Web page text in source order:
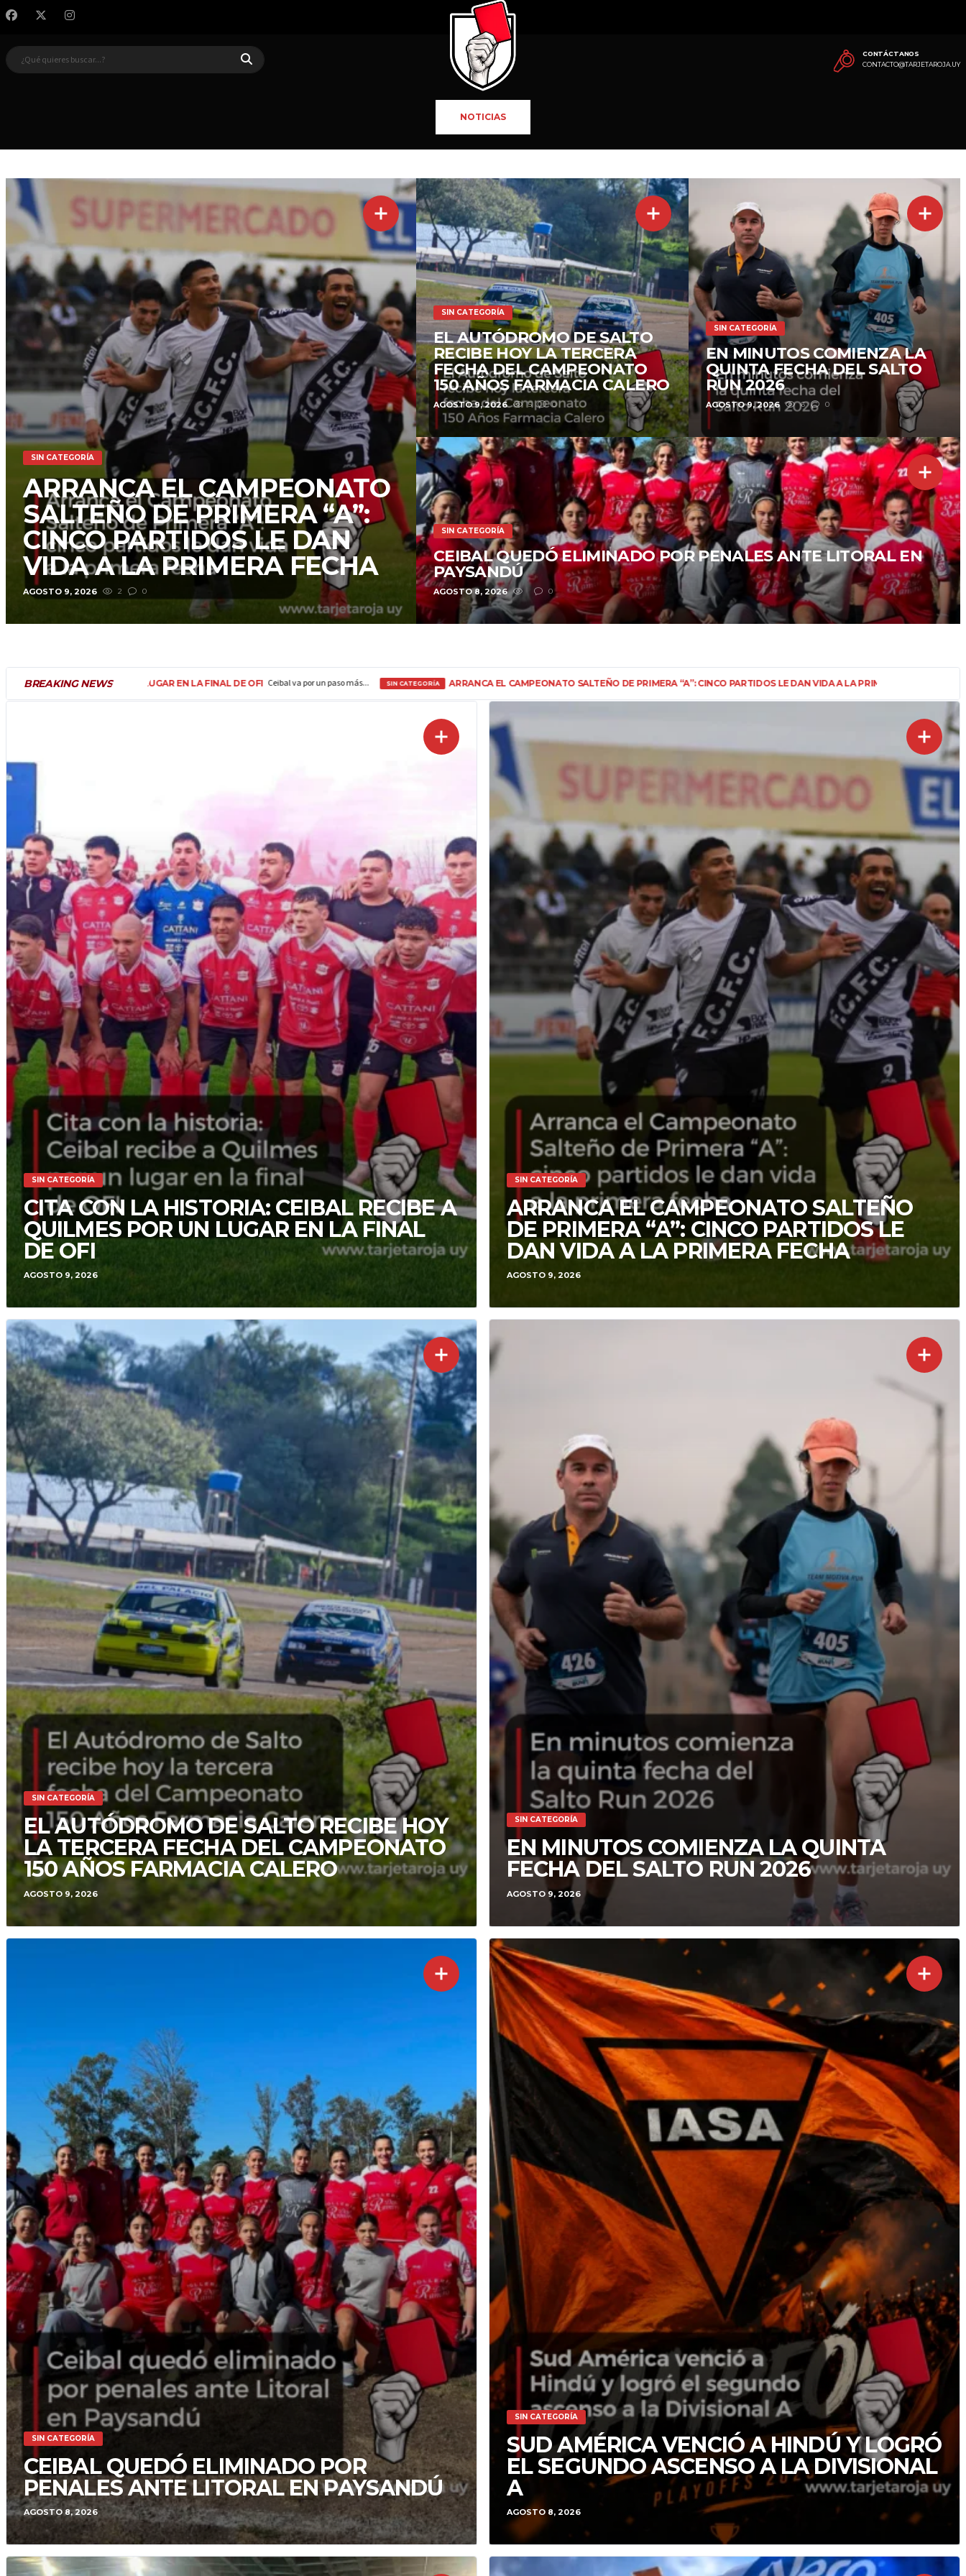
CONTÁCTANOS
CONTACTO@TARJETAROJA.UY
NOTICIAS
SIN CATEGORÍA
ARRANCA EL CAMPEONATO
SALTEÑO DE PRIMERA “A”:
CINCO PARTIDOS LE DAN
VIDA A LA PRIMERA FECHA
AGOSTO 9, 2026 2 0
SIN CATEGORÍA
EL AUTÓDROMO DE SALTO
RECIBE HOY LA TERCERA
FECHA DEL CAMPEONATO
150 AÑOS FARMACIA CALERO
AGOSTO 9, 2026 5 0
SIN CATEGORÍA
EN MINUTOS COMIENZA LA
QUINTA FECHA DEL SALTO
RUN 2026
AGOSTO 9, 2026 6 0
SIN CATEGORÍA
CEIBAL QUEDÓ ELIMINADO POR PENALES ANTE LITORAL EN
PAYSANDÚ
AGOSTO 8, 2026 0
BREAKING NEWS
LA FINAL DE OFI Ceibal va por un paso más... SIN CATEGORÍA ARRANCA EL CAMPEONATO SALTEÑO DE PRIMERA “A”: CINCO PARTIDOS LE DAN VIDA A LA PRIMERA FECHA Llegó el día esperado. Este domingo...
SIN CATEGORÍA
CITA CON LA HISTORIA: CEIBAL RECIBE A
QUILMES POR UN LUGAR EN LA FINAL
DE OFI
AGOSTO 9, 2026
SIN CATEGORÍA
ARRANCA EL CAMPEONATO SALTEÑO
DE PRIMERA “A”: CINCO PARTIDOS LE
DAN VIDA A LA PRIMERA FECHA
AGOSTO 9, 2026
SIN CATEGORÍA
EL AUTÓDROMO DE SALTO RECIBE HOY
LA TERCERA FECHA DEL CAMPEONATO
150 AÑOS FARMACIA CALERO
AGOSTO 9, 2026
SIN CATEGORÍA
EN MINUTOS COMIENZA LA QUINTA
FECHA DEL SALTO RUN 2026
AGOSTO 9, 2026
SIN CATEGORÍA
CEIBAL QUEDÓ ELIMINADO POR
PENALES ANTE LITORAL EN PAYSANDÚ
AGOSTO 8, 2026
SIN CATEGORÍA
SUD AMÉRICA VENCIÓ A HINDÚ Y LOGRÓ
EL SEGUNDO ASCENSO A LA DIVISIONAL
A
AGOSTO 8, 2026